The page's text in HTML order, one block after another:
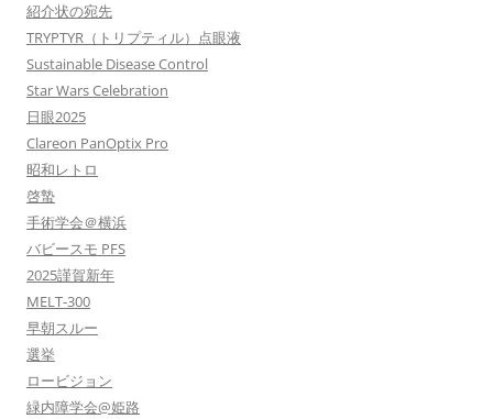
紹介状の宛先
TRYPTYR（トリプティル）点眼液
Sustainable Disease Control
Star Wars Celebration
日眼2025
Clareon PanOptix Pro
昭和レトロ
啓蟄
手術学会＠横浜
バビースモ PFS
2025謹賀新年
MELT-300
早朝スルー
選挙
ロービジョン
緑内障学会@姫路